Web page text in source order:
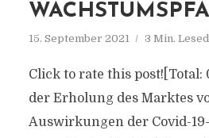
15. September 2021 3 Min.
Click to rate this post![Total:
der Erholung des Marktes
Auswirkungen der Covid-